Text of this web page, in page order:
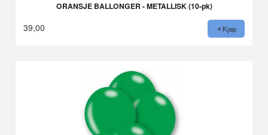
ORANSJE BALLONGER - METALLISK (10-pk)
39,00 Kjøp